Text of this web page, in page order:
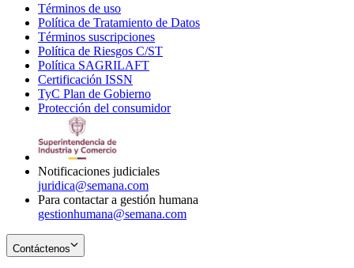
Términos de uso
in
new
window
Política de Tratamiento de Datos
Términos suscripciones
in
Política de Riesgos C/ST
Política SAGRILAFT
new
window
Certificación ISSN
in
new
TyC Plan de Gobierno
in
Protección del consumidorOpens
Notificaciones judiciales
juridica@semana.com
Para contactar a gestión humana
gestionhumana@semana.com
Contáctenos